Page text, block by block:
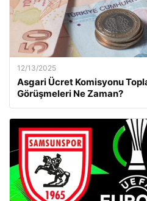
12/13/2025
Asgari Ücret Komisyonu
Görüşmeleri Ne Zaman?